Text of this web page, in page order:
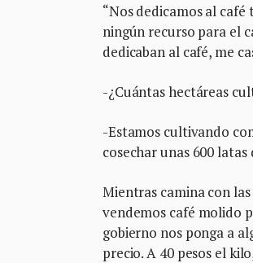
“Nos dedicamos al
ningún recurso para el
dedicaban al café, me
-¿Cuántas hectáreas
-Estamos cultivando
cosechar unas 600
Mientras camina con
vendemos café molido
gobierno nos ponga a
precio. A 40 pesos el